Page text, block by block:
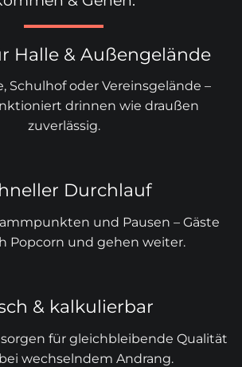
Halle & Außengelände
Schulhof oder Vereinsgelände –
drinnen wie draußen
zuverlässig.
Durchlauf
und Pausen – Gäste
Popcorn und gehen weiter.
& kalkulierbar
für gleichbleibende Qualität
wechselndem Andrang.